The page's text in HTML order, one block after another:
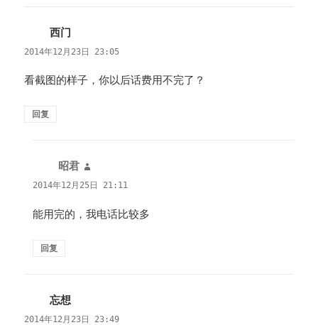
西门
道：
2014年12月23日 23:05
看截图的样子，你以后话费用不完了？
回复
昭君
道：
2014年12月25日 21:11
能用完的，我电话比较多
回复
忘想
道：
2014年12月23日 23:49